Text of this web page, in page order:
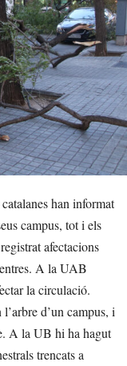
han informat
campus, tot i els
afectacions
A la UAB
la circulació.
d’un campus, i
A la UB hi ha hagut
trencats a